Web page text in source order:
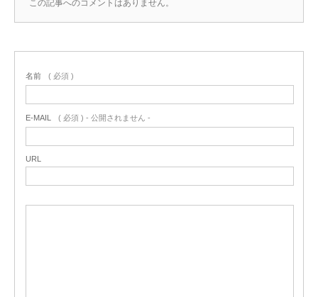
この記事へのコメントはありません。
名前 ( 必須 )
E-MAIL ( 必須 ) - 公開されません -
URL